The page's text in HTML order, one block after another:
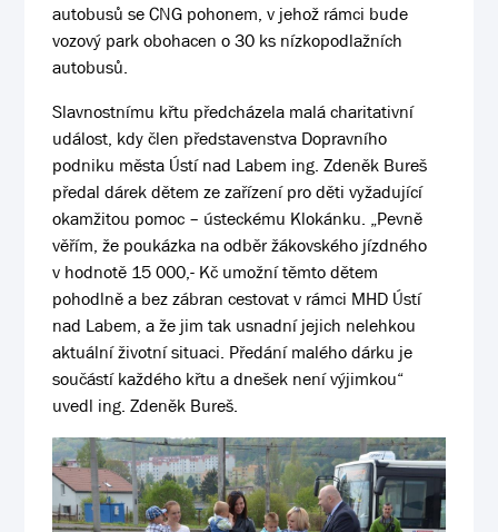
autobusů se CNG pohonem, v jehož rámci bude
vozový park obohacen o 30 ks nízkopodlažních
autobusů.
Slavnostnímu křtu předcházela malá charitativní
událost, kdy člen představenstva Dopravního
podniku města Ústí nad Labem ing. Zdeněk Bureš
předal dárek dětem ze zařízení pro děti vyžadující
okamžitou pomoc – ústeckému Klokánku. „Pevně
věřím, že poukázka na odběr žákovského jízdného
v hodnotě 15 000,- Kč umožní těmto dětem
pohodlně a bez zábran cestovat v rámci MHD Ústí
nad Labem, a že jim tak usnadní jejich nelehkou
aktuální životní situaci. Předání malého dárku je
součástí každého křtu a dnešek není výjimkou“
uvedl ing. Zdeněk Bureš.